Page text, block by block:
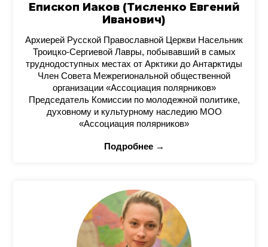
Епископ Иаков (Тисленко Евгений
Иванович)
Архиерей Русской Православной Церкви Насельник
Троицко-Сергиевой Лавры, побывавший в самых
труднодоступных местах от Арктики до Антарктиды
Член Совета Межрегиональной общественной
организации «Ассоциация полярников»
Председатель Комиссии по молодежной политике,
духовному и культурному наследию МОО
«Ассоциация полярников»
Подробнее →